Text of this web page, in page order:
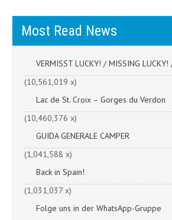
Most Read News
VERMISST LUCKY! / MISSING LUCKY!
(10,561,019 x)
Lac de St. Croix – Gorges du Verdon
(10,460,376 x)
GUIDA GENERALE CAMPER
(1,041,588 x)
Back in Spain!
(1,031,037 x)
Folge uns in der WhatsApp-Gruppe